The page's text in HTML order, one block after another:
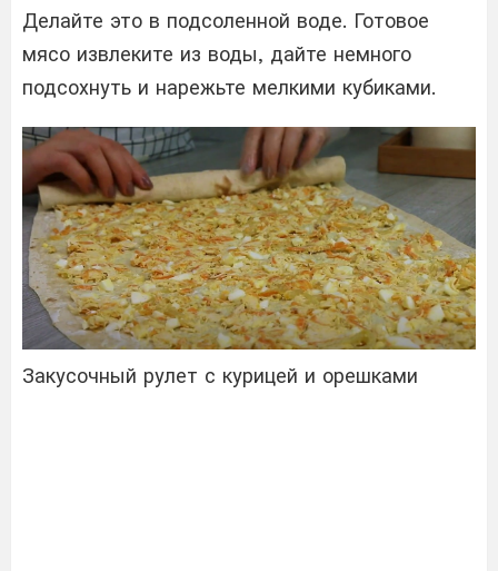
Делайте это в подсоленной воде. Готовое
мясо извлеките из воды, дайте немного
подсохнуть и нарежьте мелкими кубиками.
Закусочный рулет с курицей и орешками